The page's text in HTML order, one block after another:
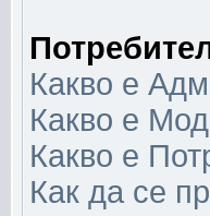
Какво е
Какво е
Какво е
Как да се